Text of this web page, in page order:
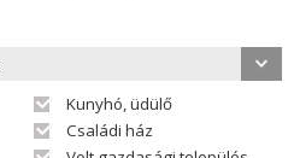
Kunyhó, üdülő
Családi ház